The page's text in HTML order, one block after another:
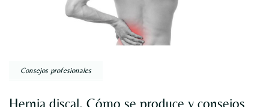
Consejos profesionales
Hernia discal. Cómo se produce y consejos